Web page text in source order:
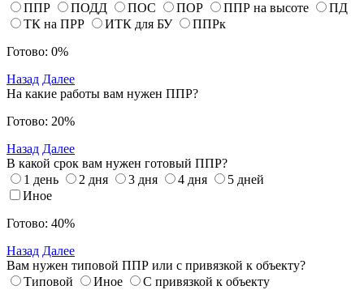
ППР
ПОДД ПОС ПОР ППР на высоте
ПД
ТК на ПРР
ИТК для БУ
ППРк
Готово: 0%
Назад Далее
На какие работы вам нужен ППР?
Готово: 20%
Назад Далее
В какой срок вам нужен готовый ППР?
1 день
2 дня 3 дня 4 дня
5 дней
Иное
Готово: 40%
Назад Далее
Вам нужен типовой ППР или с привязкой к объекту?
Типовой
Иное
С привязкой к объекту